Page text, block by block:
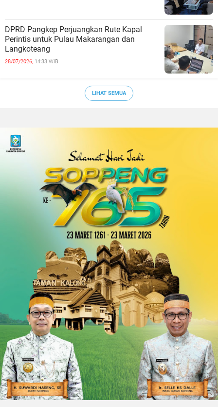
DPRD Pangkep Perjuangkan Rute Kapal
Perintis untuk Pulau Makarangan dan
Langkoteang
28/07/2026, 14:33 WIB
LIHAT SEMUA